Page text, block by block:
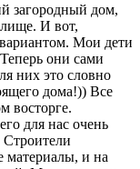
загородный дом,
И вот,
Мои дети
они сами
них это словно
дома!)) Все
восторге.
для нас очень
Строители
материалы, и на